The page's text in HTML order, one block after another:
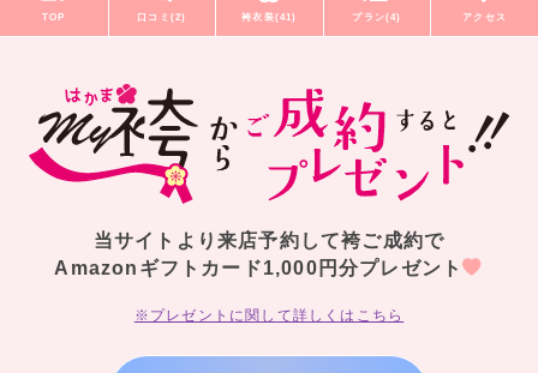
TOP 口コミ(2) 袴衣装(41) プラン(4) アクセス
当サイトより来店予約して袴ご成約で
Amazonギフトカード1,000円分プレゼント
※プレゼントに関して詳しくはこちら